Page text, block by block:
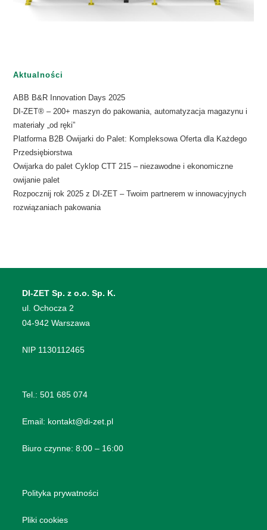
Aktualności
ABB B&R Innovation Days 2025
DI-ZET® – 200+ maszyn do pakowania, automatyzacja magazynu i
materiały „od ręki”
Platforma B2B Owijarki do Palet: Kompleksowa Oferta dla Każdego
Przedsiębiorstwa
Owijarka do palet Cyklop CTT 215 – niezawodne i ekonomiczne
owijanie palet
Rozpocznij rok 2025 z DI-ZET – Twoim partnerem w innowacyjnych
rozwiązaniach pakowania
DI-ZET Sp. z o.o. Sp. K.
​ul. Ochocza 2
04-942 Warszawa
NIP 1130112465
Tel.:501 685 074
Email: kontakt@di-zet.pl
Biuro czynne: 8:00 – 16:00
Polityka prywatności
Pliki cookies